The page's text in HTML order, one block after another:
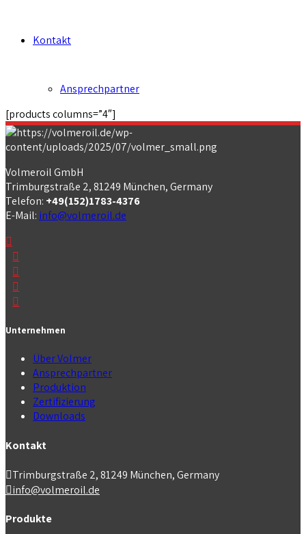
Kontakt
Ansprechpartner
[products columns=”4″]
Volmeroil GmbH
Trimburgstraße 2, 81249 München, Germany
Telefon: +49(152)1783-4376
E-Mail: info@volmeroil.de
Unternehmen
Über Volmer
Ansprechpartner
Produktion
Zertifizierung
Downloads
Kontakt
Trimburgstraße 2, 81249 München, Germany
info@volmeroil.de
Produkte